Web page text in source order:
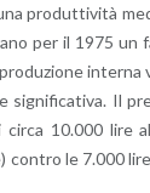
pro­dut­ti­vi­tà
per il 1975 un
si­gni­fi­ca­ti­va. Il
circa 10.000 lire
con­tro le 7.000